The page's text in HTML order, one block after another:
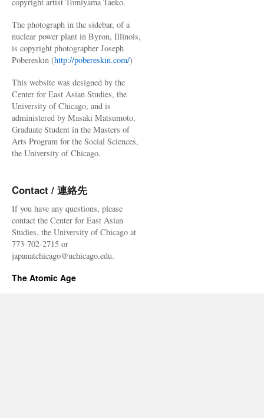
The photograph in the sidebar, of a
nuclear power plant in Byron, Illinois,
is copyright photographer Joseph
Pobereskin (http://pobereskin.com/)
This website was designed by the
Center for East Asian Studies, the
University of Chicago, and is
administered by Masaki Matsumoto,
Graduate Student in the Masters of
Arts Program for the Social Sciences,
the University of Chicago.
Contact / 連絡先
If you have any questions, please
contact the Center for East Asian
Studies, the University of Chicago at
773-702-2715 or
japanatchicago@uchicago.edu.
The Atomic Age